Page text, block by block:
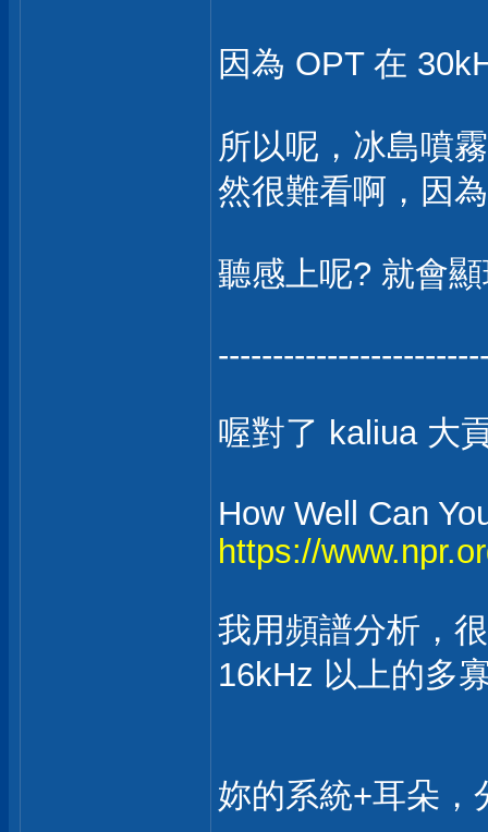
因為 OPT 在
所以呢，冰島噴
然很難看啊，因
聽感上呢? 就會
喔對了 kaliua 大
How Well Can
https://
我用頻譜分析，
16kHz 以上的多
妳的系統+耳朵，